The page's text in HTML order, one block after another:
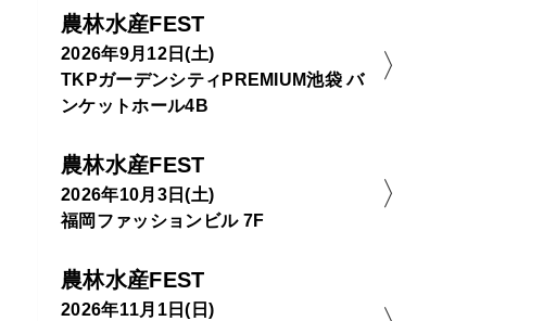
農林水産FEST
2026年9月12日(土)
TKPガーデンシティPREMIUM池袋 バ
ンケットホール4B
農林水産FEST
2026年10月3日(土)
福岡ファッションビル 7F
農林水産FEST
2026年11月1日(日)